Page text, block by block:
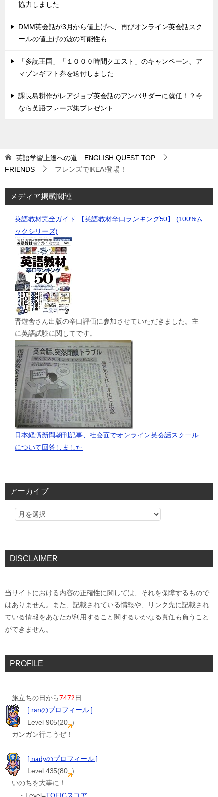
協力しました
DMM英会話が3月から値上げへ、再びオンライン英会話スク
ールの値上げの波の可能性も
「多読王国」「１０００時間クエスト」のキャンペーン、ア
マゾンギフト券を送付しました
課長島耕作がレアジョブ英会話のアンバサダーに就任！？今
なら英語フレーズ集プレゼント
英語学習上達への道 ENGLISH QUEST TOP
FRIENDS
フレンズでIKEA!登場！
メディア掲載関連
英語教材完全ガイド 【英語教材辛口ランキング50】 (100%ム
ックシリーズ)
晋遊舎さん出版の辛口評価に参加させていただきました。主
に英語試験に関してです。
日本経済新聞朝刊記事、社会面でオンライン英会話スクール
について回答しました
アーカイブ
DISCLAIMER
当サイトにおける内容の正確性に関しては、それを保障するもので
はありません。また、記載されている情報や、リンク先に記載され
ている情報をあなたが利用すること関するいかなる責任も負うこと
ができません。
PROFILE
旅立ちの日から7472日
[ ranのプロフィール ]
Level 905(20 )
ガンガン行こうぜ！
[ nadyのプロフィール ]
Level 435(80 )
いのちを大事に！
・Level=TOEICスコア